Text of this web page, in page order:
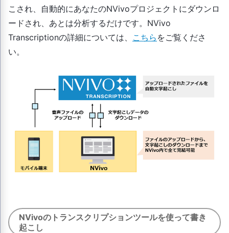
こされ、自動的にあなたのNVivoプロジェクトにダウンロ
ードされ、あとは分析するだけです。NVivo
Transcriptionの詳細については、 こちら をご覧くださ
い。
NVivoのトランスクリプションツールを使って書き
起こし